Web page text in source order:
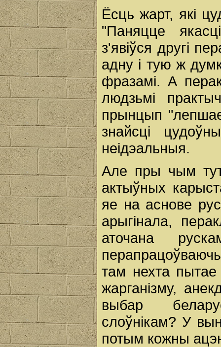
Ёсць жарт, які
"Паняцце
з'явіўся другі
адну і тую ж
фразамі. А
людзьмі
прынцып
знайсці
неідэальныя.
Але пры чым
актыўных
яе на аснове
арыгінала,
аточана
перапрацоўваючы
там нехта
жарганізму,
выбар
слоўнікам? У
потым кожны